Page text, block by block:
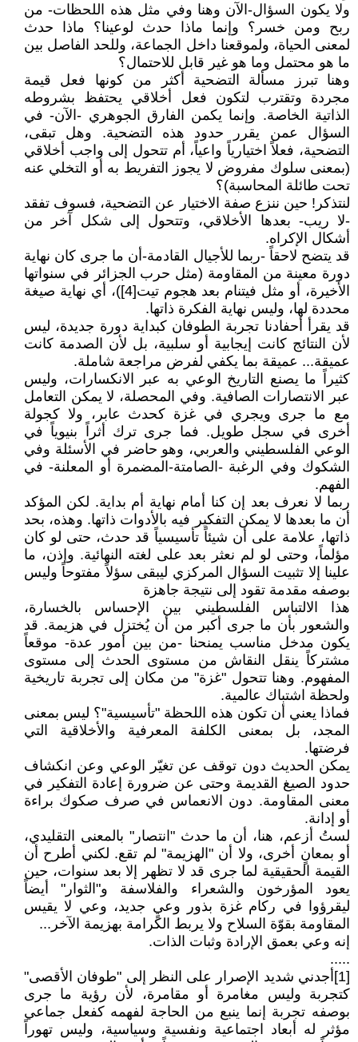
ولا يكون السؤال-الآن وهنا وفي مثل هذه اللحظات- من
ربح ومن خسر؟ وإنما ماذا حدث لوعينا؟ ماذا حدث
لمعنى الحياة، ولموقعنا داخل الجماعة، وللحد الفاصل بين
ما هو محتمل وما هو غير قابل للاحتمال؟
وهنا تبرز مسألة التضحية أكثر من كونها فعل قيمة
مجردة وتقترب لتكون فعل أخلاقي يحتفظ بشروطه
الذاتية الخاصة. وإنما يكمن الفارق الجوهري -الآن- في
السؤال عمن يقرر حدود هذه التضحية. وهل تبقى،
التضحية، فعلاً اختيارياً واعياً، أم تتحول إلى واجب أخلاقي
(بمعنى سلوك مفروض لا يجوز التفريط به أو التخلي عنه
تحت طائلة المحاسبة)؟
لنتذكر! حين ننزع صفة الاختيار عن التضحية، فسوف تفقد
-لا ريب- بعدها الأخلاقي، وتتحول إلى شكل آخر من
أشكال الإكراه.
قد يتضح لاحقاً -ربما للأجيال القادمة-أن ما جرى كان نهاية
دورة معينة من المقاومة (مثل حرب الجزائر في سنواتها
الأخيرة، أو مثل فيتنام بعد هجوم تيت[4])، أي نهاية صيغة
محددة لها، وليس نهاية الفكرة ذاتها.
قد يقرأ أحفادنا تجربة الطوفان كبداية دورة جديدة، ليس
لأن النتائج كانت إيجابية أو سلبية، بل لأن الصدمة كانت
عميقة... عميقة بما يكفي لفرض مراجعة شاملة.
كثيراً ما يصنع التاريخ الوعي به عبر الانكسارات، وليس
عبر الانتصارات الصافية. وفي المحصلة، لا يمكن التعامل
مع ما جرى ويجري في غزة كحدث عابر، ولا كجولة
أخرى في سجل طويل. فما جرى ترك أثراً بنيوياً في
الوعي الفلسطيني والعربي، وهو حاضر في الأسئلة وفي
الشكوك وفي الرغبة -الصامتة-المضمرة أو المعلنة- في
الفهم.
ربما لا نعرف بعد إن كنا أمام نهاية أم بداية. لكن المؤكد
أن ما بعدها لا يمكن التفكير فيه بالأدوات ذاتها. وهذه، بحد
ذاتها، علامة على أن شيئاً تأسيسياً قد حدث، حتى لو كان
مؤلماً، وحتى لو لم نعثر بعد على لغته النهائية. وإذن، ما
علينا إلا تثبيت السؤال المركزي ليبقى سؤلاً مفتوحاً وليس
بوصفه مقدمة تقود إلى نتيجة جاهزة
هذا الالتباس الفلسطيني بين الإحساس بالخسارة،
والشعور بأن ما جرى أكبر من أن يُختزل في هزيمة. قد
يكون مدخل مناسب يمنحنا -من بين أمور عدة- موقعاً
مشتركاً ينقل النقاش من مستوى الحدث إلى مستوى
المفهوم. وهنا تتحول "غزة" من مكان إلى تجربة تاريخية
ولحظة اشتباك عالمية.
فماذا يعني أن تكون هذه اللحظة "تأسيسية"؟ ليس بمعنى
المجد، بل بمعنى الكلفة المعرفية والأخلاقية التي
فرضتها.
يمكن الحديث دون توقف عن تغيّر الوعي وعن انكشاف
حدود الصيغ القديمة وحتى عن ضرورة إعادة التفكير في
معنى المقاومة. دون الانعماس في صرف صكوك براءة
أو إدانة.
لستُ أزعم، هنا، أن ما حدث "انتصار" بالمعنى التقليدي،
أو بمعانٍ أخرى، ولا أن "الهزيمة" لم تقع. لكني أطرح أن
القيمة الحقيقية لما جرى قد لا تظهر إلا بعد سنوات، حين
يعود المؤرخون والشعراء والفلاسفة و"الثوار" أيضاً
ليقرؤوا في ركام غزة بذور وعيٍ جديد، وعي لا يقيس
المقاومة بقوّة السلاح ولا يربط الكرامة بهزيمة الآخر...
إنه وعي بعمق الإرادة وثبات الذات.
.....
[1]أجدني شديد الإصرار على النظر إلى "طوفان الأقصى"
كتجربة وليس مغامرة أو مقامرة، لأن رؤية ما جرى
بوصفه تجربة إنما ينبع من الحاجة لفهمه كفعل جماعي
مؤثر له أبعاد اجتماعية ونفسية وسياسية، وليس تهوراً